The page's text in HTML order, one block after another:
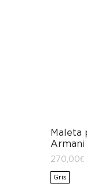
Maleta
Armani
270,00€
Gris